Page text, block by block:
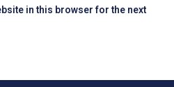
in this browser for the next